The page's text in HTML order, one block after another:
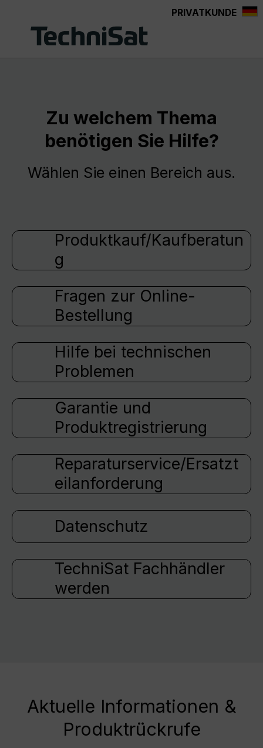
PRIVATKUNDE
Zu welchem Thema
benötigen Sie Hilfe?
Wählen Sie einen Bereich aus.
Produktkauf/Kaufberatun
g
Fragen zur Online-
Bestellung
Hilfe bei technischen
Problemen
Garantie und
Produktregistrierung
Reparaturservice/Ersatzt
eilanforderung
Datenschutz
TechniSat Fachhändler
werden
Aktuelle Informationen &
Produktrückrufe